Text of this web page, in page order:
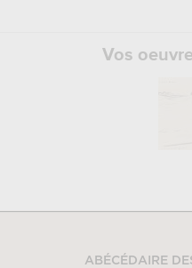
Vos
ABÉCÉDAIRE